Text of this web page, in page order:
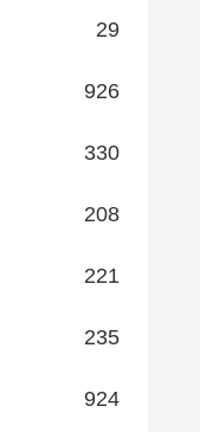
29
926
330
208
221
235
924